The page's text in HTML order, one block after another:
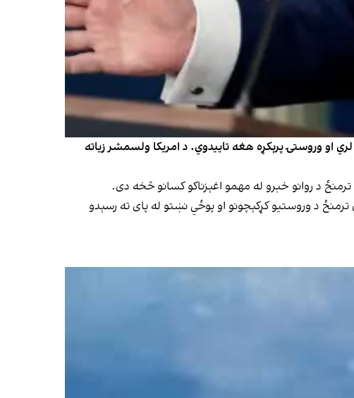
او وروستۍ پرېکړه هغه تاییدوي. د امریکا ولسمشر زیاته
د وروستیو کړکېچونو او پوځي نښتو له پای ته رسېدو